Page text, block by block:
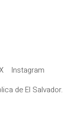
Instagram
de El Salvador.